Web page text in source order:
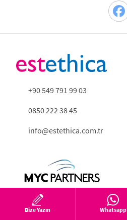
+90 549 791 99 03
0850 222 38 45
info@estethica.com.tr
Tıbbi Bölümler
Bize Yazın Whatsapp